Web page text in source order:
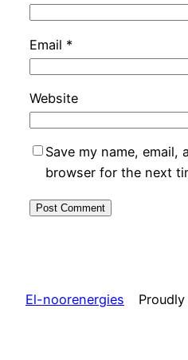
Email *
Website
Save my name, email,
browser for the next
El-noorenergies